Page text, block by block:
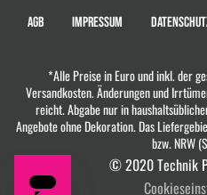
AGB IMPRESSUM
*Alle Preise in Euro und inkl. der
Versandkosten. Änderungen und
reicht. Abgabe nur in
Angebote ohne Dekoration. Das
bzw. NRW
© 2020 Technik